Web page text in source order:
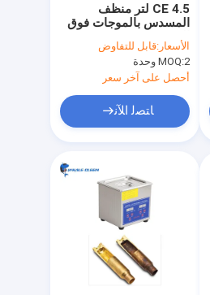
CE 4.5 لتر منظف
المسدس بالموجات فوق
مئوية قابل للتعديل
الأسعار:قابل للتفاوض
MOQ:2 وحدة
أحصل على آخر سعر
ﺎﺘﺼﻟ ﺍﻶﻧ